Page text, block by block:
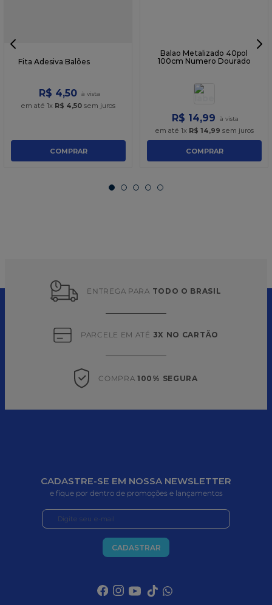
Fita Adesiva Balões
R$ 4,50
em até 1x R$ 4,50 sem juros
☆☆☆☆☆
R$ 14 ,99
xR$ 14,99sem juros
CADASTRE-SE EM NOSSA NEWSLETTER
e fique por dentro de promoções e lançamentos